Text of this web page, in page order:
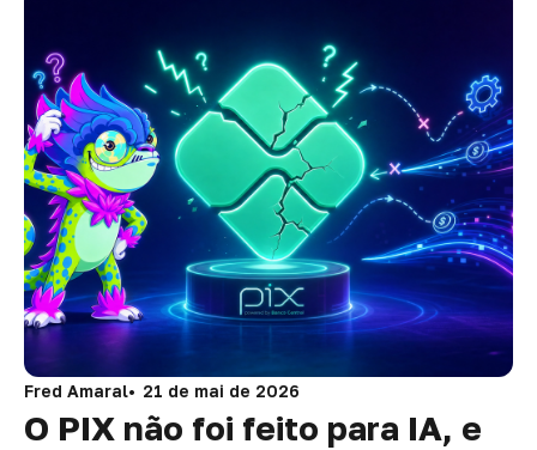
Fred Amaral 21 de mai de 2026
O PIX não foi feito para IA, e